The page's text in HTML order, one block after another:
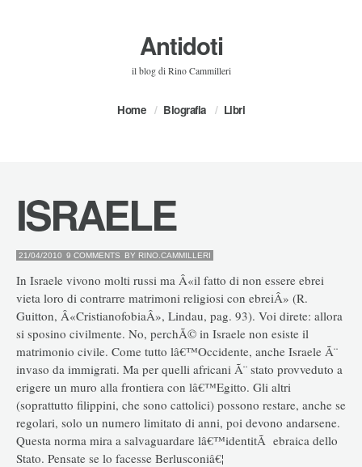
Antidoti
il blog di Rino Cammilleri
Home Biografia Libri
ISRAELE
21/04/2010 9 COMMENTS BY RINO.CAMMILLERI
In Israele vivono molti russi ma Â«il fatto di non essere ebrei
vieta loro di contrarre matrimoni religiosi con ebreiÂ» (R.
Guitton, Â«CristianofobiaÂ», Lindau, pag. 93). Voi direte: allora
si sposino civilmente. No, perchÃ© in Israele non esiste il
matrimonio civile. Come tutto lâ€™Occidente, anche Israele Ã¨
invaso da immigrati. Ma per quelli africani Ã¨ stato provveduto a
erigere un muro alla frontiera con lâ€™Egitto. Gli altri
(soprattutto filippini, che sono cattolici) possono restare, anche se
regolari, solo un numero limitato di anni, poi devono andarsene.
Questa norma mira a salvaguardare lâ€™identitÃ ebraica dello
Stato. Pensate se lo facesse Berlusconiâ€¦